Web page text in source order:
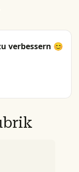
verbessern 😊